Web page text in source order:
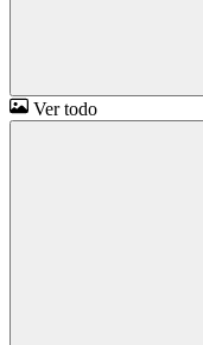
Ver todo